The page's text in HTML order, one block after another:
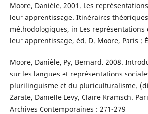
Moore, Danièle. 2001. Les
leur apprentissage. Itinéraires
méthodologiques, in Les représentations
leur apprentissage, éd. D. Moore, Paris :
Moore, Danièle, Py, Bernard. 2008.
sur les langues et représentations
plurilinguisme et du pluriculturalisme.
Zarate, Danielle Lévy, Claire Kramsch.
Archives Contemporaines : 271-279